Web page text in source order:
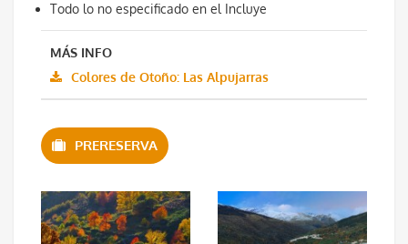
Todo lo no especificado en el Incluye
MÁS INFO
Colores de Otoño: Las Alpujarras
PRERESERVA